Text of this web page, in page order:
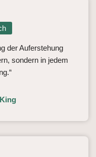
der Auferstehung
sondern in jedem